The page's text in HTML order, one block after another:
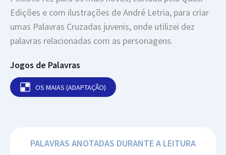
Edições e com ilustrações de André Letria, para criar
umas Palavras Cruzadas juvenis, onde utilizei dez
palavras relacionadas com as personagens.
Jogos de Palavras
OS MAIAS (ADAPTAÇÃO)
PALAVRAS ANOTADAS DURANTE A LEITURA